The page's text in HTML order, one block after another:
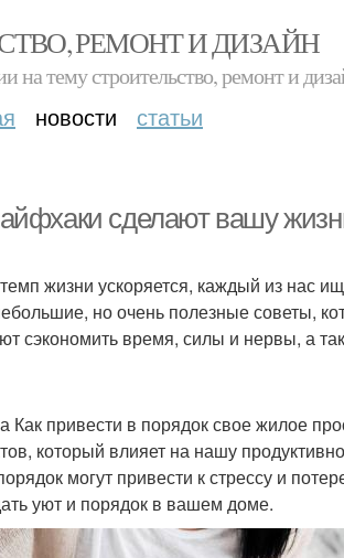
РЕМОНТ И ДИЗАЙН
на тему строительство, ремонт и
новости статьи
сделают вашу
жизни ускоряется, каждый из нас
но очень полезные советы,
сэкономить время, силы и нервы, а
Как привести в порядок свое жилое
который влияет на нашу
могут привести к стрессу и
уют и порядок в вашем доме.